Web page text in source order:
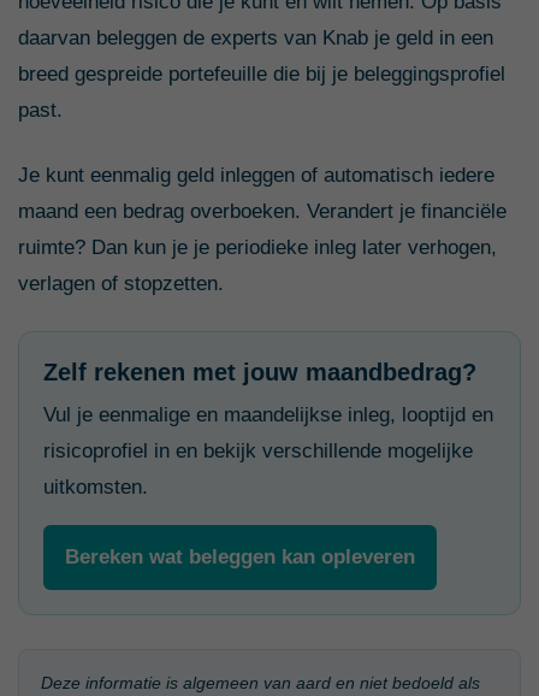
daarvan beleggen de experts van Knab je geld in een
breed gespreide portefeuille die bij je beleggingsprofiel
past.
Je kunt eenmalig geld inleggen of automatisch iedere
maand een bedrag overboeken. Verandert je financiële
ruimte? Dan kun je je periodieke inleg later verhogen,
verlagen of stopzetten.
Zelf rekenen met jouw maandbedrag?
Vul je eenmalige en maandelijkse inleg, looptijd en
risicoprofiel in en bekijk verschillende mogelijke
uitkomsten.
Bereken wat beleggen kan opleveren
Deze informatie is algemeen van aard en niet bedoeld als